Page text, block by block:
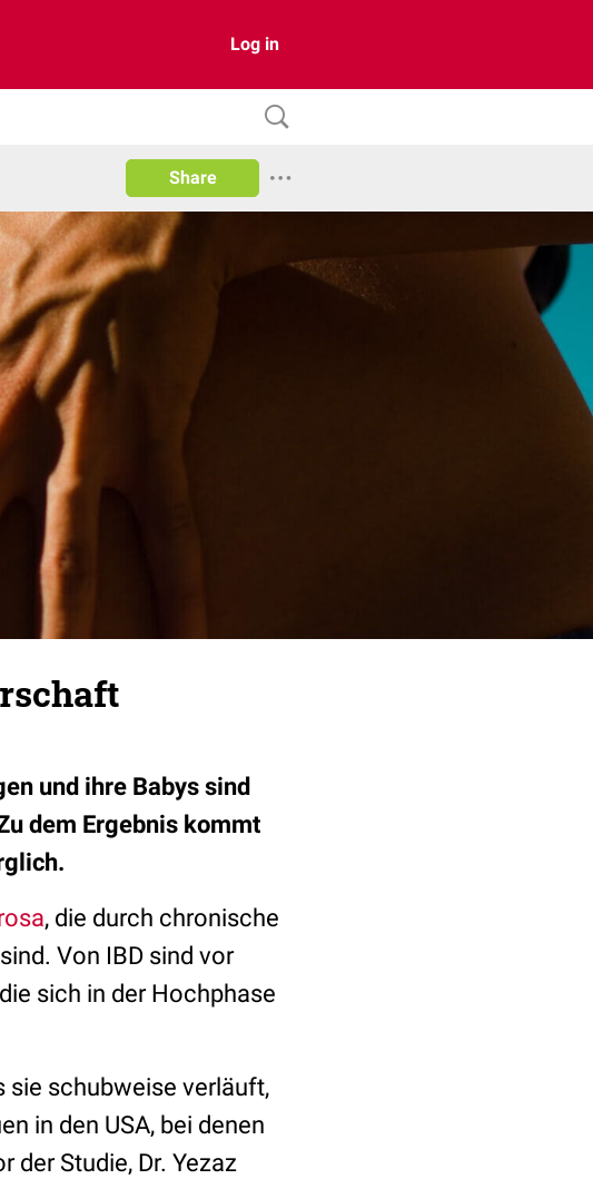
Log in
Share
und ihre Babys sind
dem Ergebnis kommt
, die durch chronische
Von IBD sind vor
sich in der Hochphase
sie schubweise verläuft,
in den USA, bei denen
der Studie, Dr. Yezaz